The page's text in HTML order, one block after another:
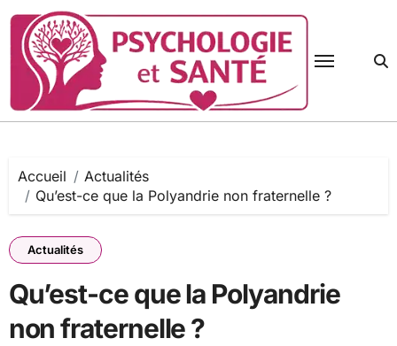
contenu
Accueil
Actualités
Qu’est-ce que la Polyandrie non fraternelle ?
Actualités
Qu’est-ce que la Polyandrie
non fraternelle ?